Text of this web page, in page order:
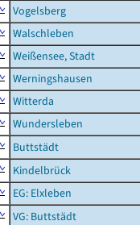
Vogelsberg
Walschleben
Weißensee, Stadt
Werningshausen
Witterda
Wundersleben
Buttstädt
Kindelbrück
EG: Elxleben
VG: Buttstädt